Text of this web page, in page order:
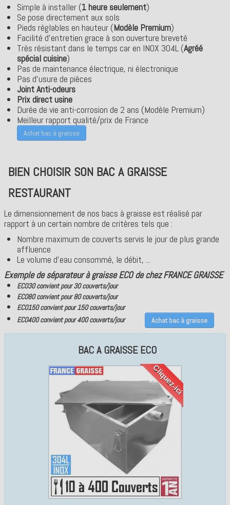
Simple à installer (1 heure seulement)
Se pose directement aux sols
Pieds réglables en hauteur (Modèle Premium)
Facilité d'entretien grace à son ouverture breveté
Très résistant dans le temps car en INOX 304L (Agréé
spécial cuisine)
Pas de maintenance électrique, ni électronique
Pas d'usure de pièces
Joint Anti-odeurs
Prix direct usine
Durée de vie anti-corrosion de 2 ans (Modèle Premium)
Meilleur rapport qualité/prix de France
Achat bac à graisse
BIEN CHOISIR SON BAC A GRAISSE
RESTAURANT
Le dimensionnement de nos bacs à graisse est réalisé par
rapport à un certain nombre de critères tels que :
Nombre maximum de couverts servis le jour de plus grande
affluence
Le volume d'eau consommé, le débit, ...
Exemple de séparateur à graisse ECO de chez FRANCE GRAISSE
ECO30 convient pour 30 couverts/jour
ECO80 convient pour 80 couverts/jour
ECO150 convient pour 150 couverts/jour
ECO400 convient pour 400 couverts/jour
Achat bac à graisse
BAC A GRAISSE ECO
Cliquez-ici